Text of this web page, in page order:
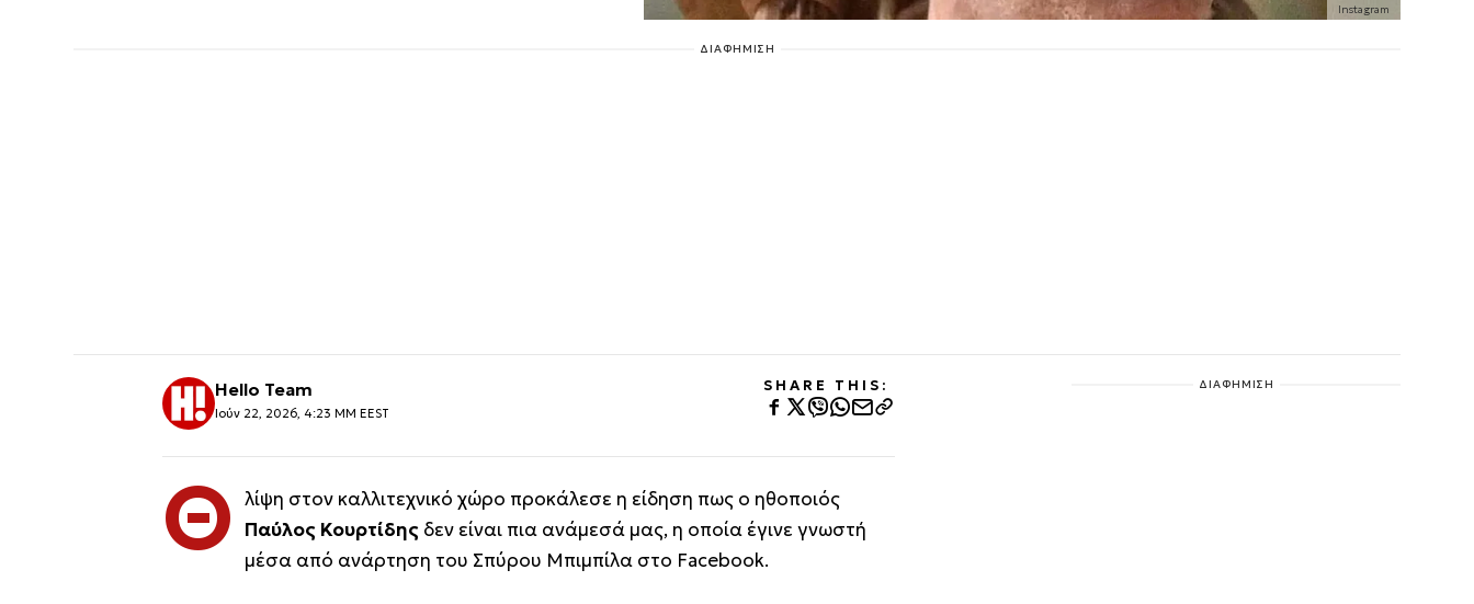
Instagram
ΔΙΑΦΗΜΙΣΗ
Hello Team
Ιούν 22, 2026, 4:23 ΜΜ EEST
SHARE THIS:
Θ λίψη στον καλλιτεχνικό χώρο προκάλεσε η είδηση πως ο ηθοποιός
Παύλος Κουρτίδης δεν είναι πια ανάμεσά μας, η οποία έγινε γνωστή
μέσα από ανάρτηση του Σπύρου Μπιμπίλα στο Facebook.
ΔΙΑΦΗΜΙΣΗ